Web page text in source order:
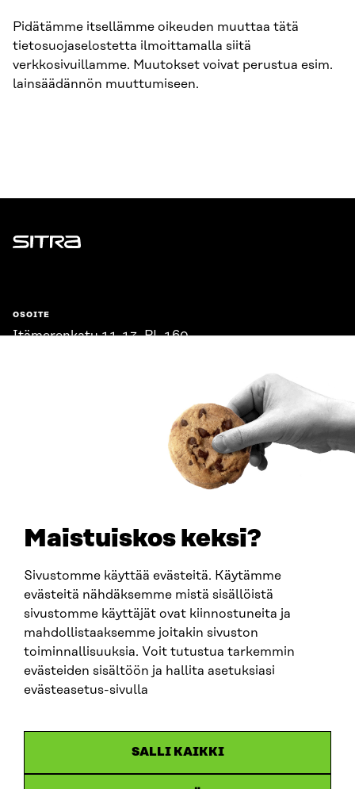
Maistuiskos keksi?
Sivustomme käyttää evästeitä. Käytämme
evästeitä nähdäksemme mistä sisällöistä
sivustomme käyttäjät ovat kiinnostuneita ja
mahdollistaaksemme joitakin sivuston
toiminnallisuuksia. Voit tutustua tarkemmin
evästeiden sisältöön ja hallita asetuksiasi
evästeasetus-sivulla
SALLI KAIKKI
Pidätämme itsellämme oikeuden muuttaa tätä
tietosuojaselostetta ilmoittamalla siitä
verkkosivuillamme. Muutokset voivat perustua esim.
lainsäädännön muuttumiseen.
Sitra
OSOITE
Itämerenkatu 11-13, PL 160,
SITRA SOSIAALISESSA MEDIASSA
LinkedIn
Instagram
YouTube